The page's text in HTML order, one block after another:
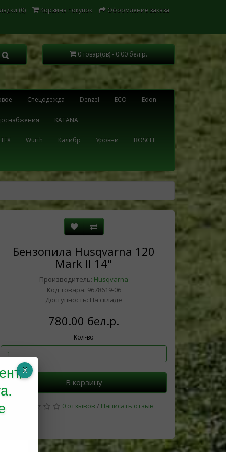
(0) Корзина покупок Оформление заказа
0 товар(ов) - 0.00 бел.р.
Cпецодежда Denzel ECO Edon
KATANA
Wurth Калибр Уровни BOSCH
Бензопила Husqvarna 120
Mark II 14"
Производитель: Husqvarna
Код товара: 9678619-06
Доступность: На складе
780.00 бел.р.
Кол-во
В корзину
0 отзывов / Написать отзыв